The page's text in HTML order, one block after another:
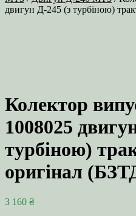
двигун Д-245 (з турбіною)
Колектор
1008025
турбіною)
оригінал
3 160 ₴